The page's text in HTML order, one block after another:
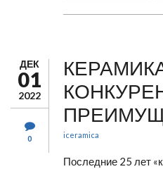
ДЕК
01
2022
0 iceramica
Последние 25 лет